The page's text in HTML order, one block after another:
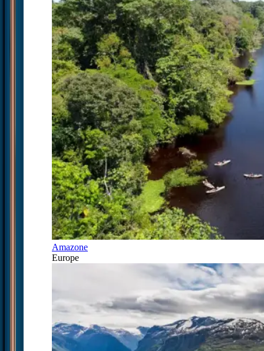
Amazone
Europe